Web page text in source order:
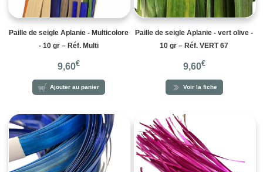
Paille de seigle Aplanie - Multicolore
- 10 gr – Réf. Multi
9,60€
Ajouter au panier
Paille de seigle Aplanie - vert olive -
10 gr – Réf. VERT 67
9,60€
Voir la fiche